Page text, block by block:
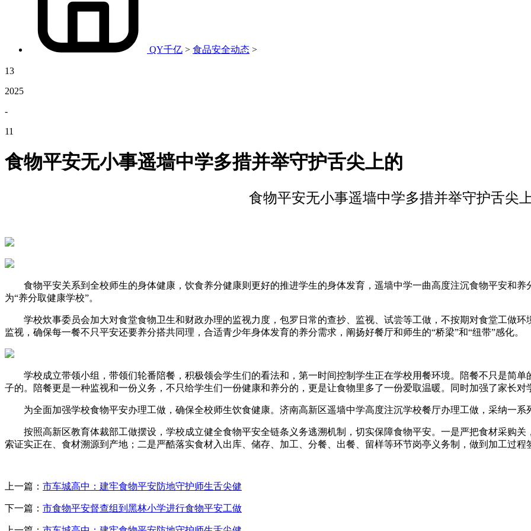
QY千亿 > 食品安全动态 >
13
2025
-
11
食物平安无小事遥墙中学多措并举守护舌尖上的
食物平安无小事遥墙中学多措并举守护舌尖
食物平安关系到全校师生的身体健康，饮食养分健康则更好的推进学生的身体发育，遥墙中学一曲高度注沉食物平安和养
为“养分取健康学校”。
学校炊事委员会加大对食堂食物卫生和财政办理的监视力度，包罗日常的查抄、监视、试尝等工做，不按期对食堂工做环
监视，确保每一餐不只平安还要养分搭共同理，合适青少年身体发育的养分需求，阐扬好餐厅和师生的“桥梁”和“纽带”感化。
学校成立带领小组，带领们轮番陪餐，积极领会学生们的看法和，第一时间控制学生正在学校用餐环境。陪餐不只是简单
子的。陪餐更是一种监视和一份义务，不只给学生们一份健康和养分的，更是让食物里多了一份爱取温暖。同时加强了家长
为全面加强学校食物平安办理工做，确保全校师生饮食健康。济南高新区遥墙中学高度注沉学校餐厅办理工做，采纳一系
按照高新区教育体裁部工做摆设，学校成立健全食物平安全链条义务逃溯机制，切实保障食物平安。一是严把食材采购关
索证实正在、食材溯源到产地；二是严酷落实食材入出库、储存、加工、分餐、出餐、留样等环节岗亭义务制，做到加工过
上一篇： 市车城高中：建牢食物平安防地守护师生舌尖健
下一篇： 市食物平安督查组到黑林小学进行食物平安工做